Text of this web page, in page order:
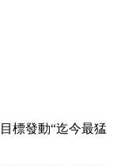
標發動“迄今最猛